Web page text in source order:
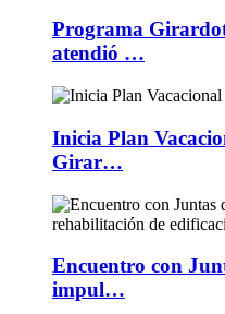
Programa
atendió …
Inicia Plan
Girar…
Encuentro con
impul…